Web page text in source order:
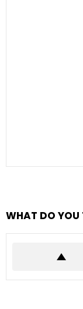
WHAT DO YOU